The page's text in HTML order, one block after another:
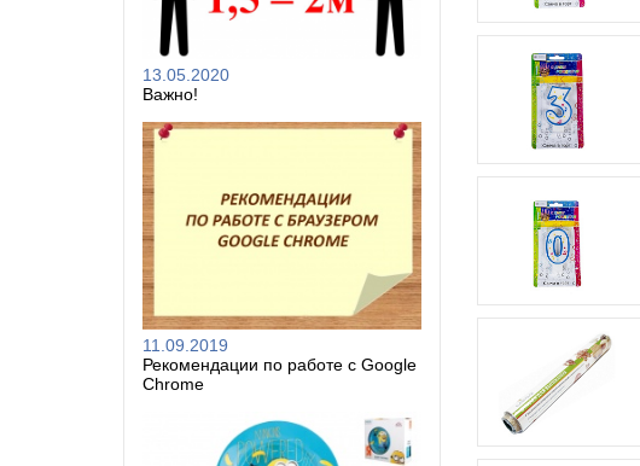
13.05.2020
Важно!
11.09.2019
Рекомендации по работе с Google
Chrome